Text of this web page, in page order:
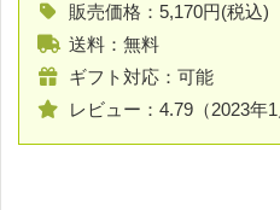
販売価格：5,170円(税込)
送料：無料
ギフト対応：可能
レビュー：4.79（2023年1